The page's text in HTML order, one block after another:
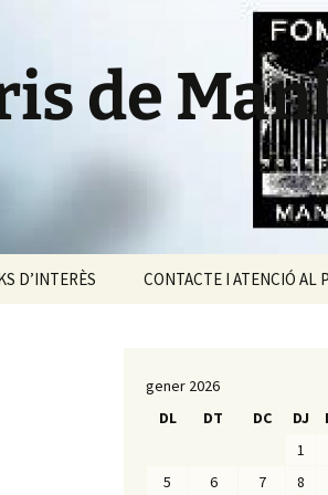
de
D’INTERÈS CONTACTE I ATENCIÓ AL
gener 2026
DL
DT DC DJ
1
5
6 7 8